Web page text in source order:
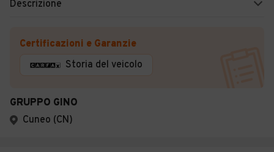
Descrizione
Certificazioni e Garanzie
Storia del veicolo
GRUPPO GINO
Cuneo (CN)